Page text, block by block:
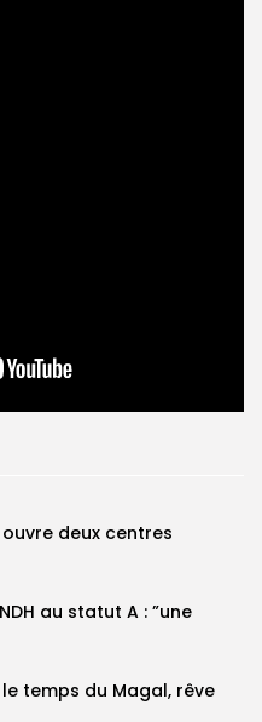
ouvre deux centres
au statut A : ”une
temps du Magal, rêve